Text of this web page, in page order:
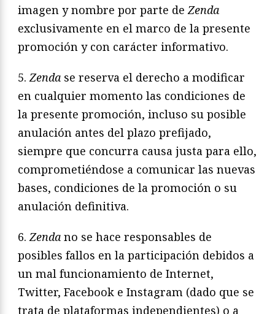
imagen y nombre por parte de Zenda
exclusivamente en el marco de la presente
promoción y con carácter informativo.
5.Zenda se reserva el derecho a modificar
en cualquier momento las condiciones de
la presente promoción, incluso su posible
anulación antes del plazo prefijado,
siempre que concurra causa justa para ello,
comprometiéndose a comunicar las nuevas
bases, condiciones de la promoción o su
anulación definitiva.
6.Zenda no se hace responsables de
posibles fallos en la participación debidos a
un mal funcionamiento de Internet,
Twitter, Facebook e Instagram (dado que se
trata de plataformas independientes) o a